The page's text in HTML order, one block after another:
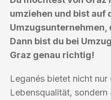
umziehen und bist auf
Umzugsunternehmen,
Dann bist du bei
Graz genau richtig!
Leganés bietet nicht nur
Lebensqualität, sondern